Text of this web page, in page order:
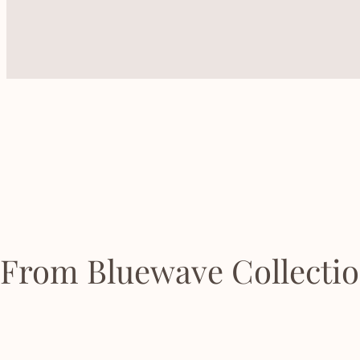
From Bluewave